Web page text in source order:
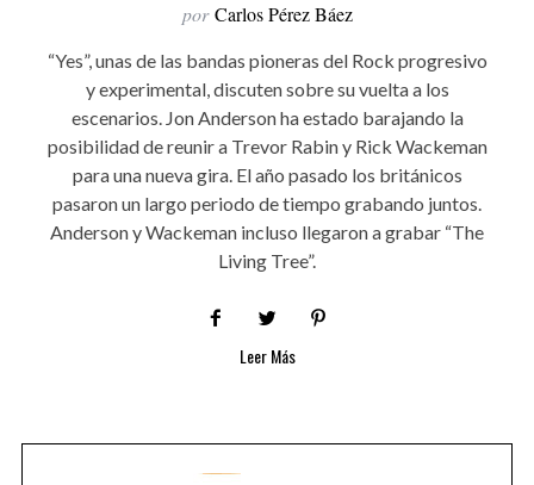
por Carlos Pérez Báez
“Yes”, unas de las bandas pioneras del Rock progresivo
y experimental, discuten sobre su vuelta a los
escenarios. Jon Anderson ha estado barajando la
posibilidad de reunir a Trevor Rabin y Rick Wackeman
para una nueva gira. El año pasado los británicos
pasaron un largo periodo de tiempo grabando juntos.
Anderson y Wackeman incluso llegaron a grabar “The
Living Tree”.
Leer Más